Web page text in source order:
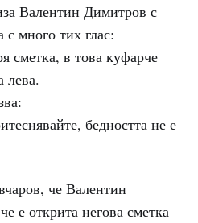
Валентин Димитров с
много тих глас:
сметка, в това куфарче
лева.
бедността не е
че Валентин
е открита негова сметка